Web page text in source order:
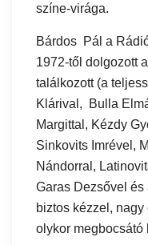
színe-virága.
Bárdos Pál a
1972-től dolgozott
találkozott (a
Klárival, Bulla
Margittal, Kézdy
Sinkovits Imrével,
Nándorral,
Garas Dezsővel
biztos kézzel,
olykor megbocsátó